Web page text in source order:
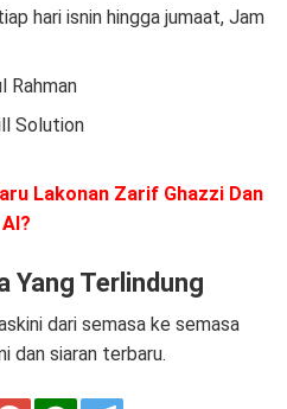
hari isnin hingga jumaat, Jam
Rahman
Solution
Lakonan Zarif Ghazzi Dan
Yang Terlindung
dari semasa ke semasa
dan siaran terbaru.